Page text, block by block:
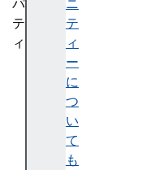
ニ
テ
ィ
ー
に
つ
い
て
も
パ
テ
ィ